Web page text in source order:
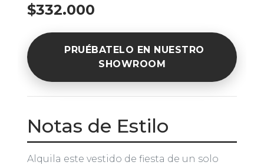
$332.000
PRUÉBATELO EN NUESTRO
SHOWROOM
Notas de Estilo
Alquila este vestido de fiesta de un solo